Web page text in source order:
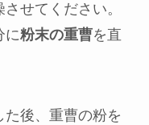
せてください。
に粉末の重曹を直
た後、重曹の粉を